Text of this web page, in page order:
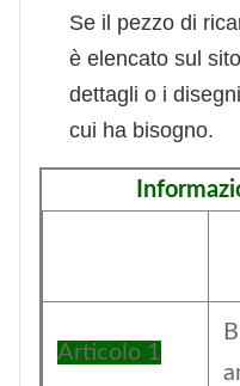
Se il pezzo di
è elencato sul
dettagli o i
cui ha bisogno.
Articolo 1